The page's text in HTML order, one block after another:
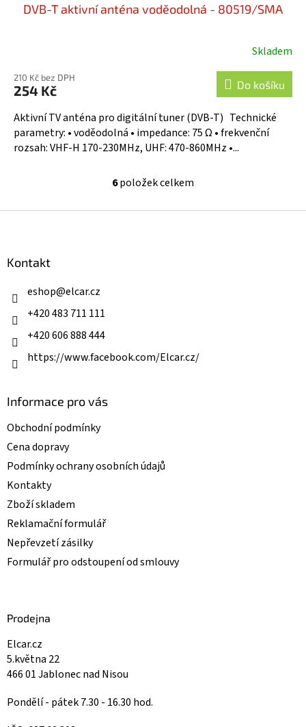
DVB-T aktivní anténa voděodolná - 80519/SMA
Skladem
210 Kč bez DPH
254 Kč Do košíku
Aktivní TV anténa pro digitální tuner (DVB-T) Technické
parametry: • voděodolná • impedance: 75 Ω • frekvenční
rozsah: VHF-H 170-230MHz, UHF: 470-860MHz •...
O
l
v
6položek celkem
Kontakt
eshop@elcar.cz
+420 483 711 111
+420 606 888 444
https://www.facebook.com/Elcar.cz/
Informace pro vás
Obchodní podmínky
Cena dopravy
Podmínky ochrany osobních údajů
Kontakty
Zboží skladem
Reklamační formulář
Nepřevzetí zásilky
Formulář pro odstoupení od smlouvy
Prodejna
Elcar.cz
5.května 22
466 01 Jablonec nad Nisou
Pondělí - pátek 7.30 - 16.30 hod.